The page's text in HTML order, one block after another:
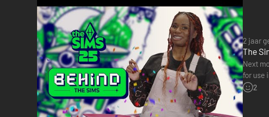
2 jaar
The
Next
for use
2